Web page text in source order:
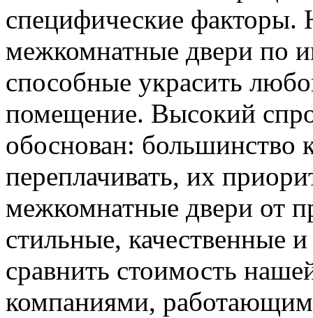
специфические
межкомнатные двери по
способные украсить
помещение. Высокий
обоснован: большинство
переплачивать, их
межкомнатные двери от
стильные, качественные
сравнить стоимость
компаниями,